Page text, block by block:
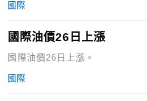
國際
國際油價26日上漲
國際油價26日上漲。
國際